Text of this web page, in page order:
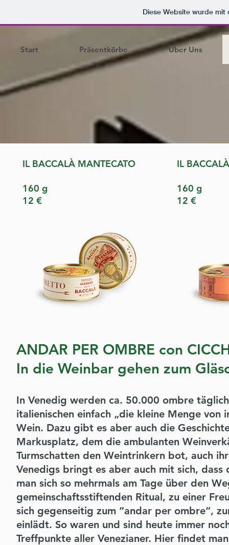
Diese Website wurde
Start Präsentkörbe Über Uns
IL BACCALÀ MANTECATO
160 g
12 €
IL
160 g
12 €
ANDAR PER OMBRE con
In die Weinbar gehen zum
In Venedig werden ca. 50.000 ombre
italienischen einfach „die kleine Menge von
Wein. Dazu gibt es aber auch die
Markusplatz, dem die ambulanten
Turmschatten den Weintrinkern bot, auch
Venedigs bringt es aber auch mit sich, dass
man sich so mehrmals am Tage über den
gemeinschaftsstiftenden Ritual, zu einer
sich gegenseitig zum “andar per ombre“,
einlädt. So waren und sind heute immer
Treffpunkte aller Venezianer. Hier findet